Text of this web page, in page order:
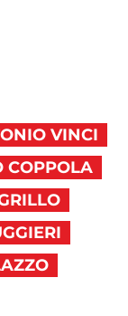
VINCI
COPPOLA